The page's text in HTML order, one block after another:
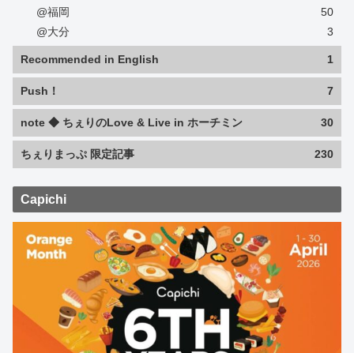
@福岡
50
@大分
3
Recommended in English 1
Push！ 7
note ◆ ちぇりのLove & Live in ホーチミン 30
ちぇりまっぷ 限定記事 230
Capichi